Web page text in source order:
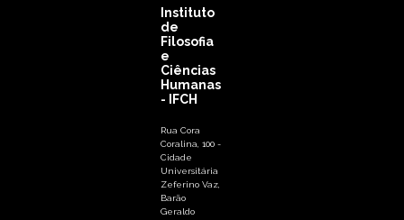
Instituto
de
Filosofia
e
Ciências
Humanas
- IFCH
Rua Cora
Coralina, 100 -
Cidade
Universitária
Zeferino Vaz,
Barão
Geraldo